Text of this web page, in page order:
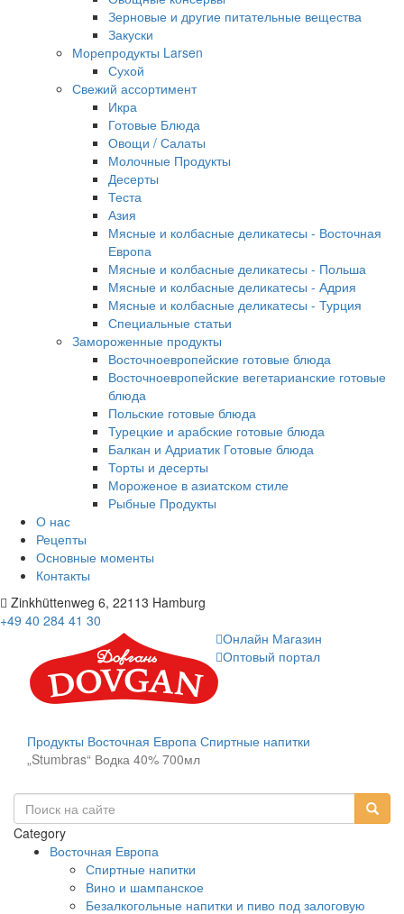
Зерновые и другие питательные вещества
Закуски
Морепродукты Larsen
Сухой
Свежий ассортимент
Икра
Готовые Блюда
Овощи / Салаты
Молочные Продукты
Десерты
Теста
Азия
Мясные и колбасные деликатесы - Восточная
Европа
Мясные и колбасные деликатесы - Польша
Мясные и колбасные деликатесы - Адрия
Мясные и колбасные деликатесы - Турция
Специальные статьи
Замороженные продукты
Восточноевропейские готовые блюда
Восточноевропейские вегетарианские готовые
блюда
Польские готовые блюда
Турецкие и арабские готовые блюда
Балкан и Адриатик Готовые блюда
Торты и десерты
Мороженое в азиатском стиле
Рыбные Продукты
О нас
Рецепты
Основные моменты
Контакты
Zinkhüttenweg 6, 22113 Hamburg
+49 40 284 41 30
Онлайн Магазин
Оптовый портал
Продукты Восточная Европа Спиртные напитки
„Stumbras“ Водка 40% 700мл
Category
Восточная Европа
Спиртные напитки
Вино и шампанское
Безалкогольные напитки и пиво под залоговую